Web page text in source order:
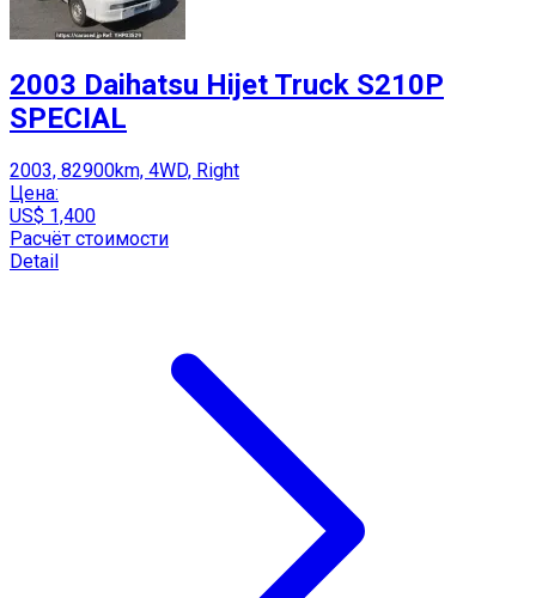
2003 Daihatsu Hijet Truck S210P
SPECIAL
2003, 82900km, 4WD, Right
Цена:
US$ 1,400
Расчёт стоимости
Detail